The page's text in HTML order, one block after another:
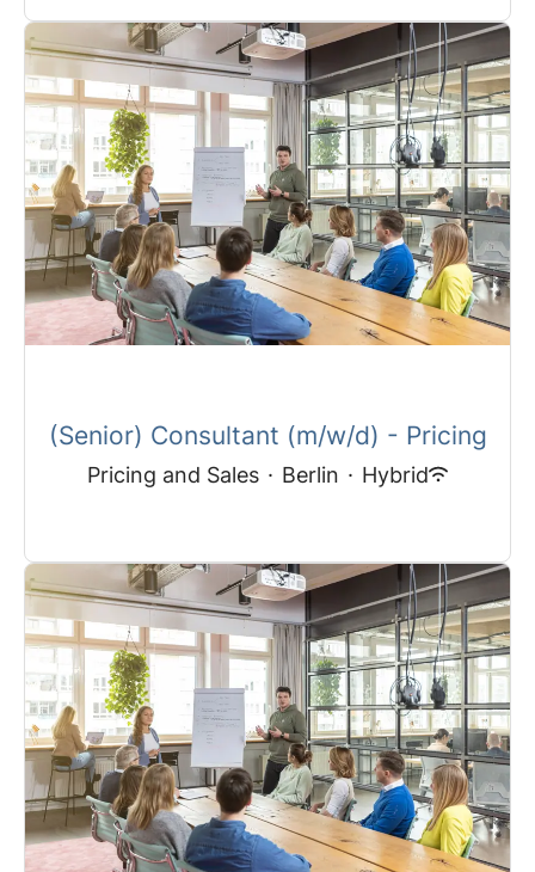
(Senior) Consultant (m/w/d) - Pricing
Pricing and Sales · Berlin · Hybrid